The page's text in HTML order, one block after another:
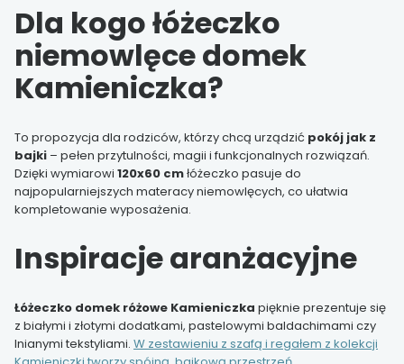
Dla kogo łóżeczko
niemowlęce domek
Kamieniczka?
To propozycja dla rodziców, którzy chcą urządzić pokój jak z
bajki – pełen przytulności, magii i funkcjonalnych rozwiązań.
Dzięki wymiarowi 120x60 cmłóżeczko pasuje do
najpopularniejszych materacy niemowlęcych, co ułatwia
kompletowanie wyposażenia.
Inspiracje aranżacyjne
Łóżeczko domek różowe Kamieniczka pięknie prezentuje się
z białymi i złotymi dodatkami, pastelowymi baldachimami czy
lnianymi tekstyliami. W zestawieniu z szafą i regałem z kolekcji